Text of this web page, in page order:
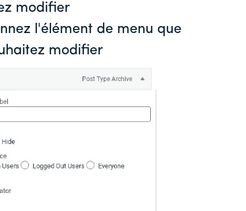
modifier
l'élément de menu que
modifier